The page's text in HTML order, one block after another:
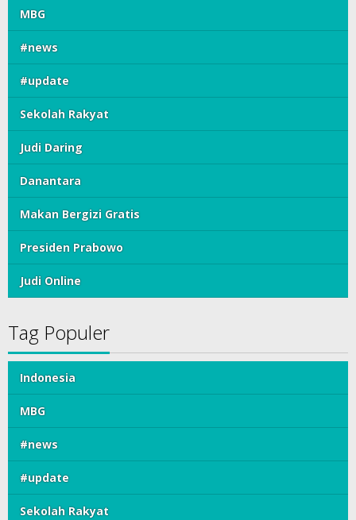
MBG
#news
#update
Sekolah Rakyat
Judi Daring
Danantara
Makan Bergizi Gratis
Presiden Prabowo
Judi Online
Tag Populer
Indonesia
MBG
#news
#update
Sekolah Rakyat